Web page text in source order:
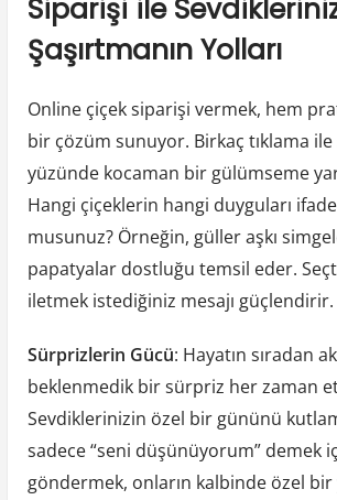
Siparişi ile
Şaşırtmanın Yolları
Online çiçek siparişi vermek, hem
bir çözüm sunuyor. Birkaç tıklama
yüzünde kocaman bir gülümseme
Hangi çiçeklerin hangi duyguları
musunuz? Örneğin, güller aşkı
papatyalar dostluğu temsil eder.
iletmek istediğiniz mesajı güçlendirir.
Sürprizlerin Gücü: Hayatın sıradan
beklenmedik bir sürpriz her zaman
Sevdiklerinizin özel bir gününü
sadece “seni düşünüyorum” demek
göndermek, onların kalbinde özel